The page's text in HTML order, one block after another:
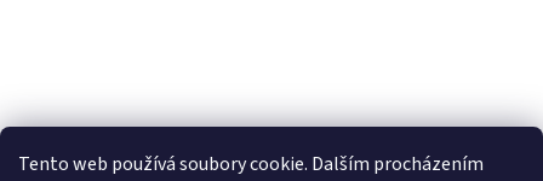
Tento web používá soubory cookie. Dalším procházením
Vytvořil Shoptet